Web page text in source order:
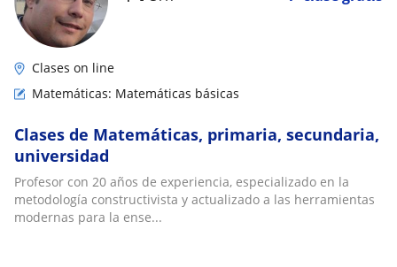
Clases on line
Matemáticas: Matemáticas básicas
Clases de Matemáticas, primaria, secundaria,
universidad
Profesor con 20 años de experiencia, especializado en la
metodología constructivista y actualizado a las herramientas
modernas para la ense...